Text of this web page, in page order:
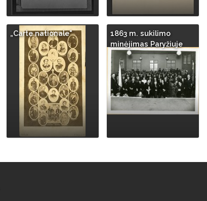
„Carte nationale"
1863 m. sukilimo
minėjimas Paryžiuje